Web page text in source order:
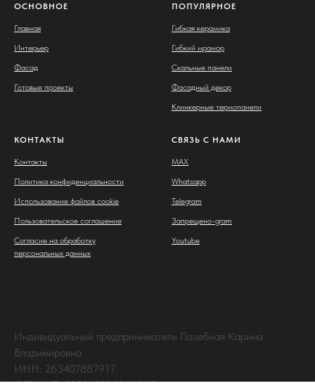
ОСНОВНОЕ
Главная
Интерьер
Фасад
Готовые проекты
ПОПУЛЯРНОЕ
Гибкая керамика
Гибкий мрамор
Скальные панели
Фасадный декор
Клинкерные термопанели
КОНТАКТЫ
Контакты
Политика конфиденциальности
Использование файлов cookie
Пользовательское соглашение
Согласие на обработку
персональных данных
СВЯЗЬ С НАМИ
MAX
Whatsapp
Telegram
Запрещено-gram
Youtube
Индивидуальный предприниматель Лазебная Карина
Владимировна
ИНН: 263407887917
ОГРНИП: 325265100063238